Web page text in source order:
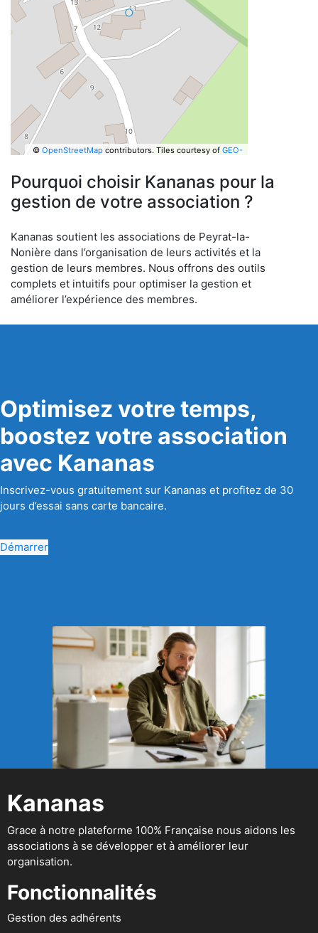
© OpenStreetMapcontributors. Tiles courtesy of GEO-
Pourquoi choisir Kananas pour la
gestion de votre association ?
Kananas soutient les associations de Peyrat-la-
Nonière dans l’organisation de leurs activités et la
gestion de leurs membres. Nous offrons des outils
complets et intuitifs pour optimiser la gestion et
améliorer l’expérience des membres.
Optimisez votre temps,
boostez votre association
avec Kananas
Inscrivez-vous gratuitement sur Kananas et profitez de 30
jours d’essai sans carte bancaire.
Démarrer
Kananas
Grace à notre plateforme 100% Française nous aidons les
associations à se développer et à améliorer leur
organisation.
Fonctionnalités
Gestion des adhérents